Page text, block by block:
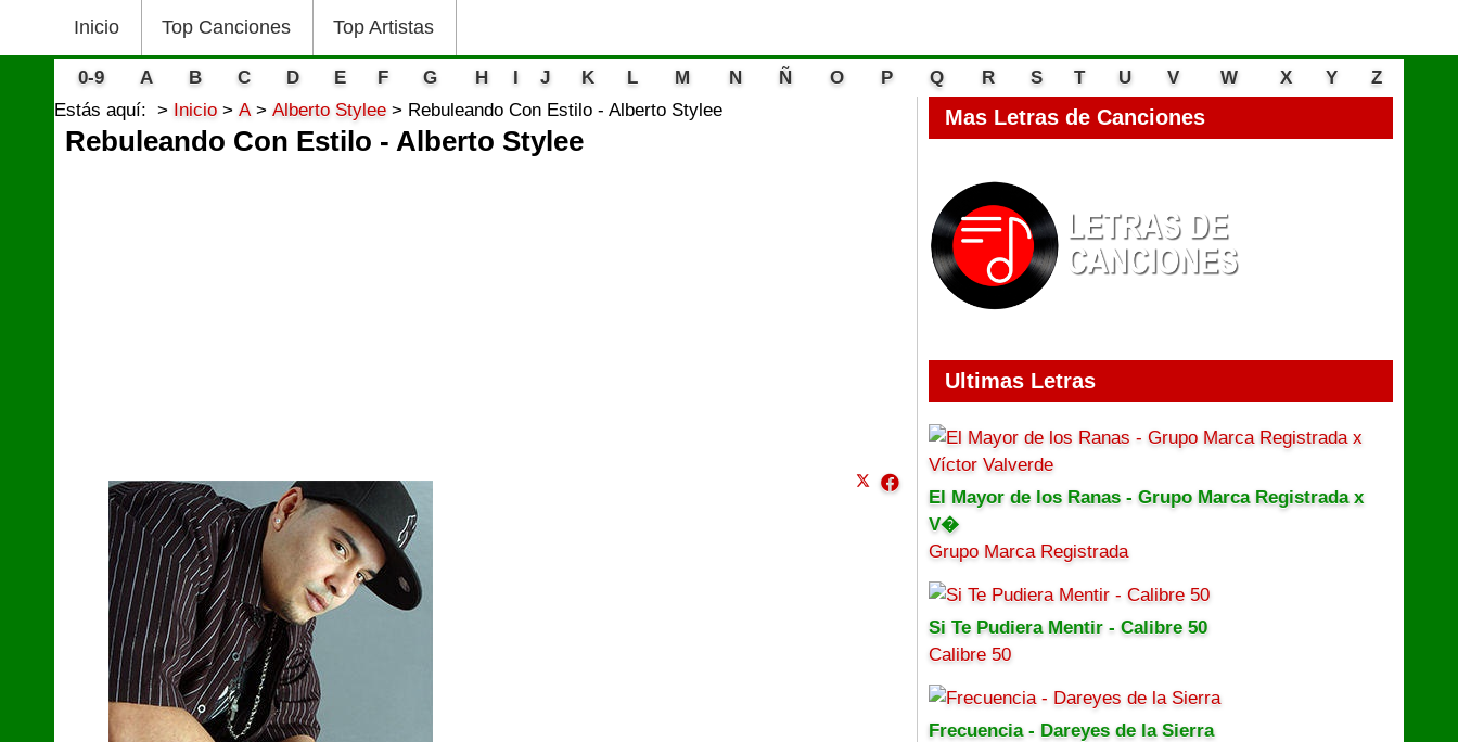
Inicio Top Canciones Top Artistas
0-9 A B C D E F G H I J K L M N Ñ O P Q R S T U V W X Y
Z
Estás aquí:
Inicio A Alberto Stylee Rebuleando Con Estilo - Alberto Stylee
Rebuleando Con Estilo - Alberto Stylee
Mas Letras de Canciones
Ultimas Letras
El Mayor de los Ranas - Grupo Marca Registrada x
V�
Grupo Marca Registrada
Si Te Pudiera Mentir - Calibre 50
Calibre 50
Frecuencia - Dareyes de la Sierra